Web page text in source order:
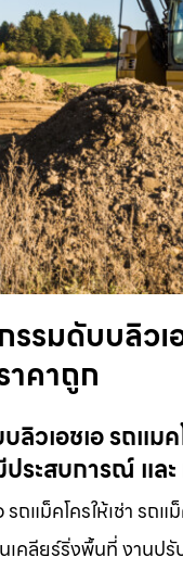
รมดับบลิวเ
าคาถูก
เอชเอ รถแมค
ระสบการณ์ แล
แม็คโครให้เช่า รถแ
คลียร์ริ่งพื้นที่ งานป